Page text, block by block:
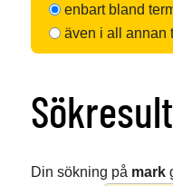
enbart bland
även i all annan
Din sökning på mark